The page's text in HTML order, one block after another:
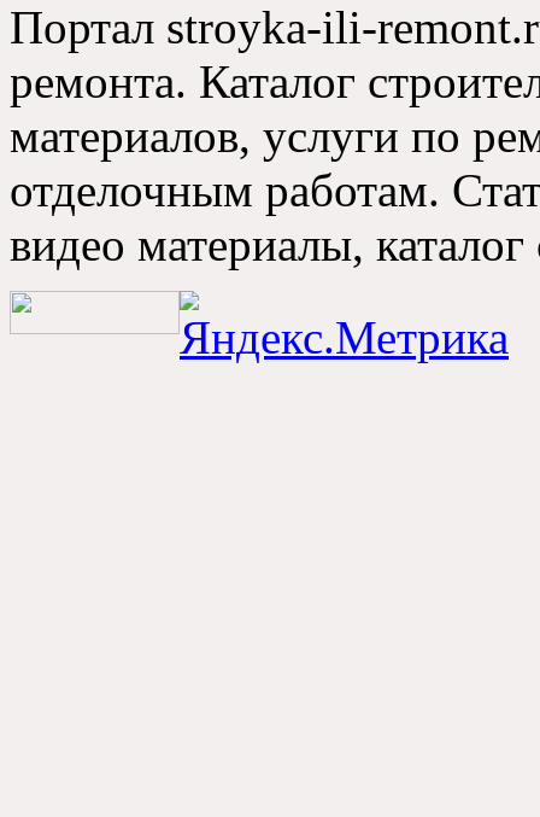
Портал stroyka-ili-
ремонта. Каталог
материалов, услуги по
отделочным работам.
видео материалы,